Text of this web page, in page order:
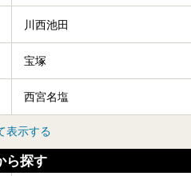
川西池田
宝塚
西宮名塩
表示する
ら探す